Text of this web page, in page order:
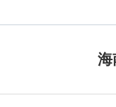
海